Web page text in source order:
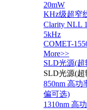
20mW
KHz级超窄
Clarity NLL
5kHz
COMET-
More>>
SLD光源(
SLD光源(
850nm 高功
偏可选)
1310nm 高